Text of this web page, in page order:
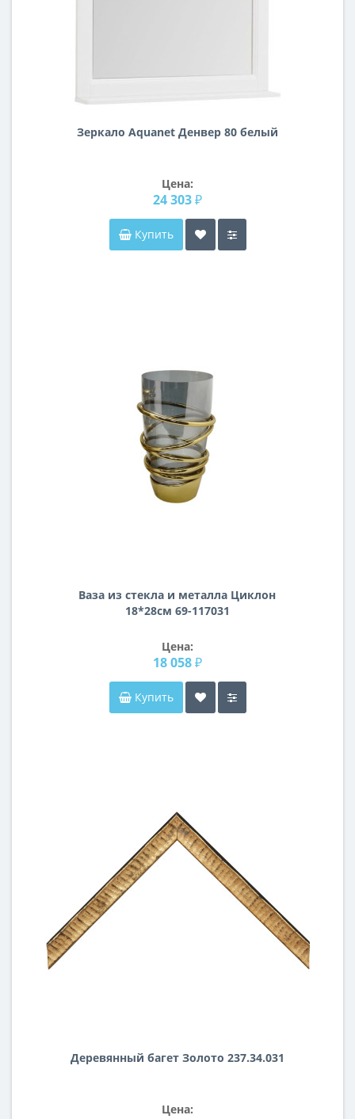
Зеркало Aquanet Денвер 80 белый
Цена:
24 303 ₽
Купить
Ваза из стекла и металла Циклон
18*28см 69-117031
Цена:
18 058 ₽
Купить
Деревянный багет Золото 237.34.031
Цена: